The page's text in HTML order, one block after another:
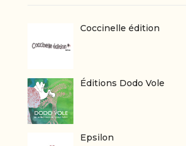
Coccinelle édition
Éditions Dodo Vole
Epsilon